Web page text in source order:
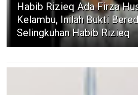
Habib Rizieq Ada Firza
Kelambu, Inilah Bukti
Selingkuhan Habib Rizieq